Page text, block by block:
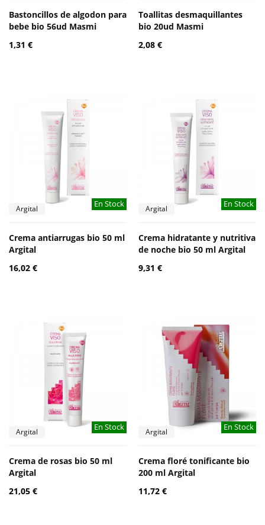
Bastoncillos de algodon para
bebe bio 56ud Masmi
1,31 €
Toallitas desmaquillantes
bio 20ud Masmi
2,08 €
En Stock
Argital
Crema antiarrugas bio 50 ml
Argital
16,02 €
En Stock
Argital
Crema hidratante y nutritiva
de noche bio 50 ml Argital
9,31 €
En Stock
Argital
Crema de rosas bio 50 ml
Argital
21,05 €
En Stock
Argital
Crema floré tonificante bio
200 ml Argital
11,72 €